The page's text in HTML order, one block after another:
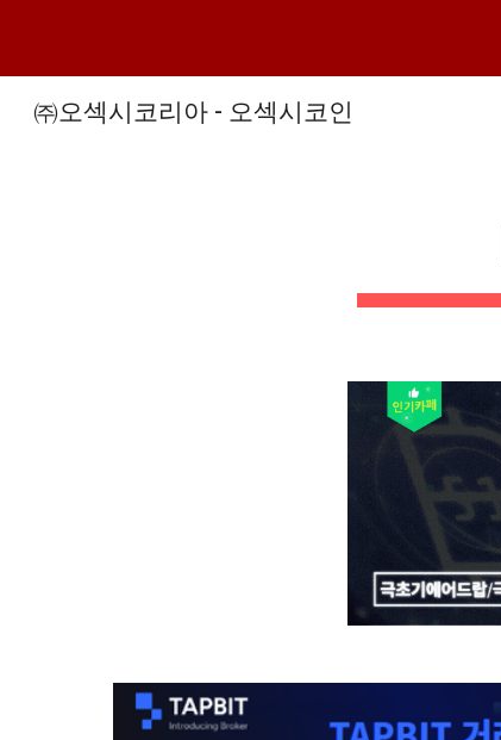
㈜오섹시코리아 - 오섹시코인